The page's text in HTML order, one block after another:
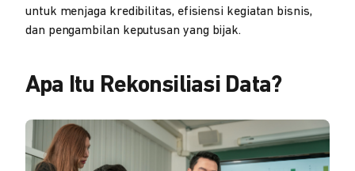
untuk menjaga kredibilitas, efisiensi kegiatan bisnis,
dan pengambilan keputusan yang bijak.
Apa Itu Rekonsiliasi Data?